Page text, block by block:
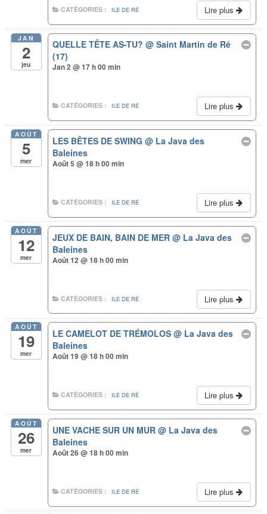
Lire plus
CATÉGORIES : ILE DE RÉ
JAN
2
jeu
QUELLE TÊTE AS-TU?@ Saint Martin de Ré
(17)
Jan 2 @ 17 h 00 min
Lire plus
CATÉGORIES : ILE DE RÉ
AOÛT
5
mer
LES BÊTES DE SWING@ La Java des
Baleines
Août 5 @ 18 h 00 min
Lire plus
CATÉGORIES : ILE DE RÉ
AOÛT
12
mer
JEUX DE BAIN, BAIN DE MER@ La Java des
Baleines
Août 12 @ 18 h 00 min
Lire plus
CATÉGORIES : ILE DE RÉ
AOÛT
19
mer
LE CAMELOT DE TRÉMOLOS@ La Java des
Baleines
Août 19 @ 18 h 00 min
Lire plus
CATÉGORIES : ILE DE RÉ
AOÛT
26
mer
UNE VACHE SUR UN MUR@ La Java des
Baleines
Août 26 @ 18 h 00 min
Lire plus
CATÉGORIES : ILE DE RÉ